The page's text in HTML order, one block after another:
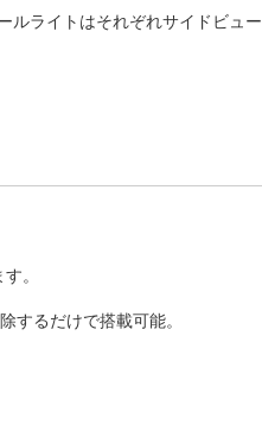
ルライトはそれぞれサイドビュー
。
するだけで搭載可能。